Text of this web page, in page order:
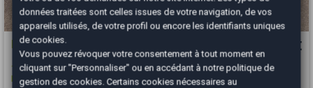
BMW Série 1 10 990 €
116d 1.5 d 12V Advantage 116 ch *Attelage*Radar Av et Ar*Entr
BMW*Start And Stop
données traitées sont celles issues de votre navigation, de vos
appareils utilisés, de votre profil ou encore les identifiants uniques
de cookies.
Vous pouvez révoquer votre consentement à tout moment en
cliquant sur "Personnaliser" ou en accédant à notre politique de
gestion des cookies. Certains cookies nécessaires au